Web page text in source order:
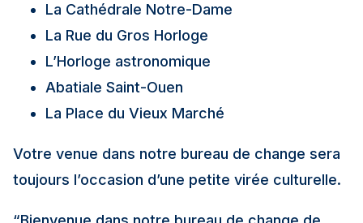
La Cathédrale Notre-Dame
La Rue du Gros Horloge
L’Horloge astronomique
Abatiale Saint-Ouen
La Place du Vieux Marché
Votre venue dans notre bureau de change sera
toujours l’occasion d’une petite virée culturelle.